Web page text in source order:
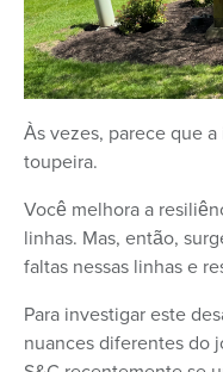
Às vezes, parece que
toupeira.
Você melhora a
linhas. Mas, então,
faltas nessas linhas e
Para investigar este
nuances diferentes do